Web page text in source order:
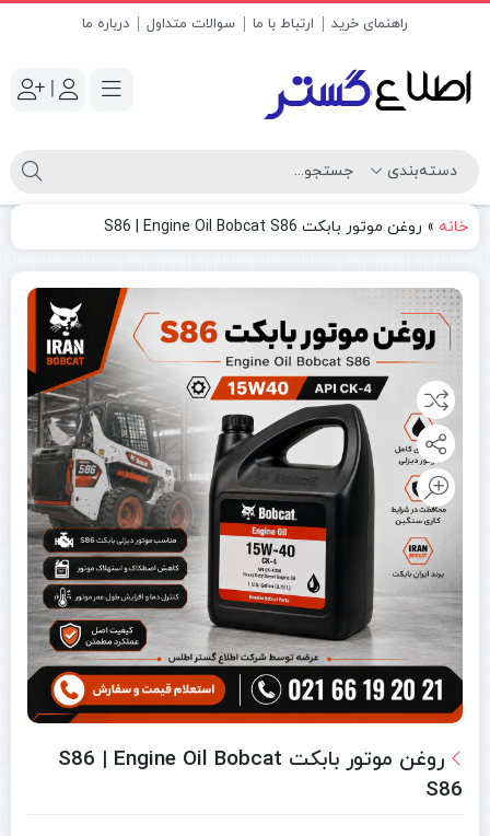
راهنمای خرید ارتباط با ما سوالات متداول درباره ما
|
خانه » روغن موتور بابکت S86 | Engine Oil Bobcat S86
روغن موتور بابکت S86 | Engine Oil Bobcat
S86